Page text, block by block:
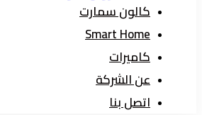
كالون سمارت
Smart Home
كاميرات
عن الشركة
اتصل بنا